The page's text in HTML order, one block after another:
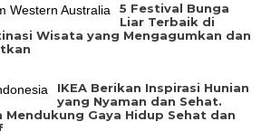
5 Festival Bunga
Liar Terbaik di
Wisata yang Mengagumkan dan
IKEA Berikan Inspirasi Hunian
yang Nyaman dan Sehat.
Gaya Hidup Sehat dan